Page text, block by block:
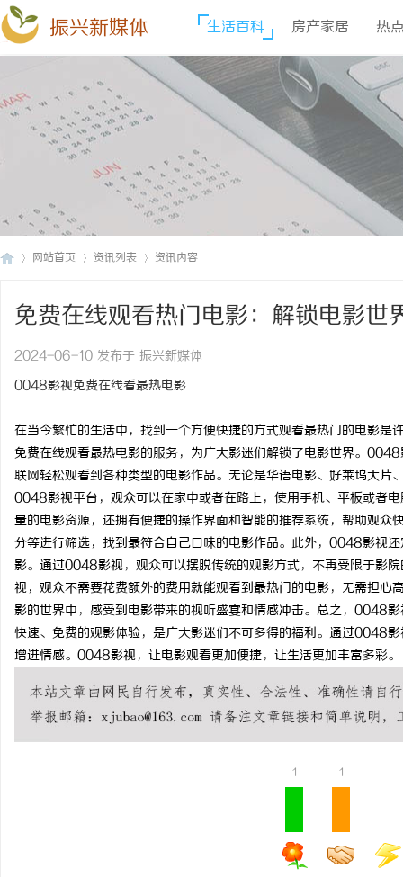
振兴新媒体 生活百科 房产家居 热
网站首页 资讯列表 资讯内容
免费在线观看热门电影：解锁电影
2024-06-10 发布于 振兴新媒体
0048影视免费在线看最热电影
在当今繁忙的生活中，找到一个方便快捷的方式观看最热门的电影
免费在线观看最热电影的服务，为广大影迷们解锁了电影世界。
联网轻松观看到各种类型的电影作品。无论是华语电影、好莱坞大
0048影视平台，观众可以在家中或者在路上，使用手机、平板或者
量的电影资源，还拥有便捷的操作界面和智能的推荐系统，帮助观
分等进行筛选，找到最符合自己口味的电影作品。此外，0048影视
影。通过0048影视，观众可以摆脱传统的观影方式，不再受限于影
视，观众不需要花费额外的费用就能观看到最热门的电影，无需担
影的世界中，感受到电影带来的视听盛宴和情感冲击。总之，0048
快速、免费的观影体验，是广大影迷们不可多得的福利。通过0048
增进情感。0048影视，让电影观看更加便捷，让生活更加丰富多彩。
1 1
打造温馨家居环境的首